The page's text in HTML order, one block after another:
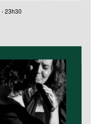
-23h30